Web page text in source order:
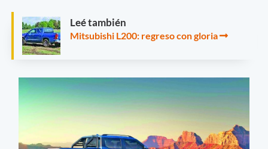
Leé también
Mitsubishi L200: regreso con gloria